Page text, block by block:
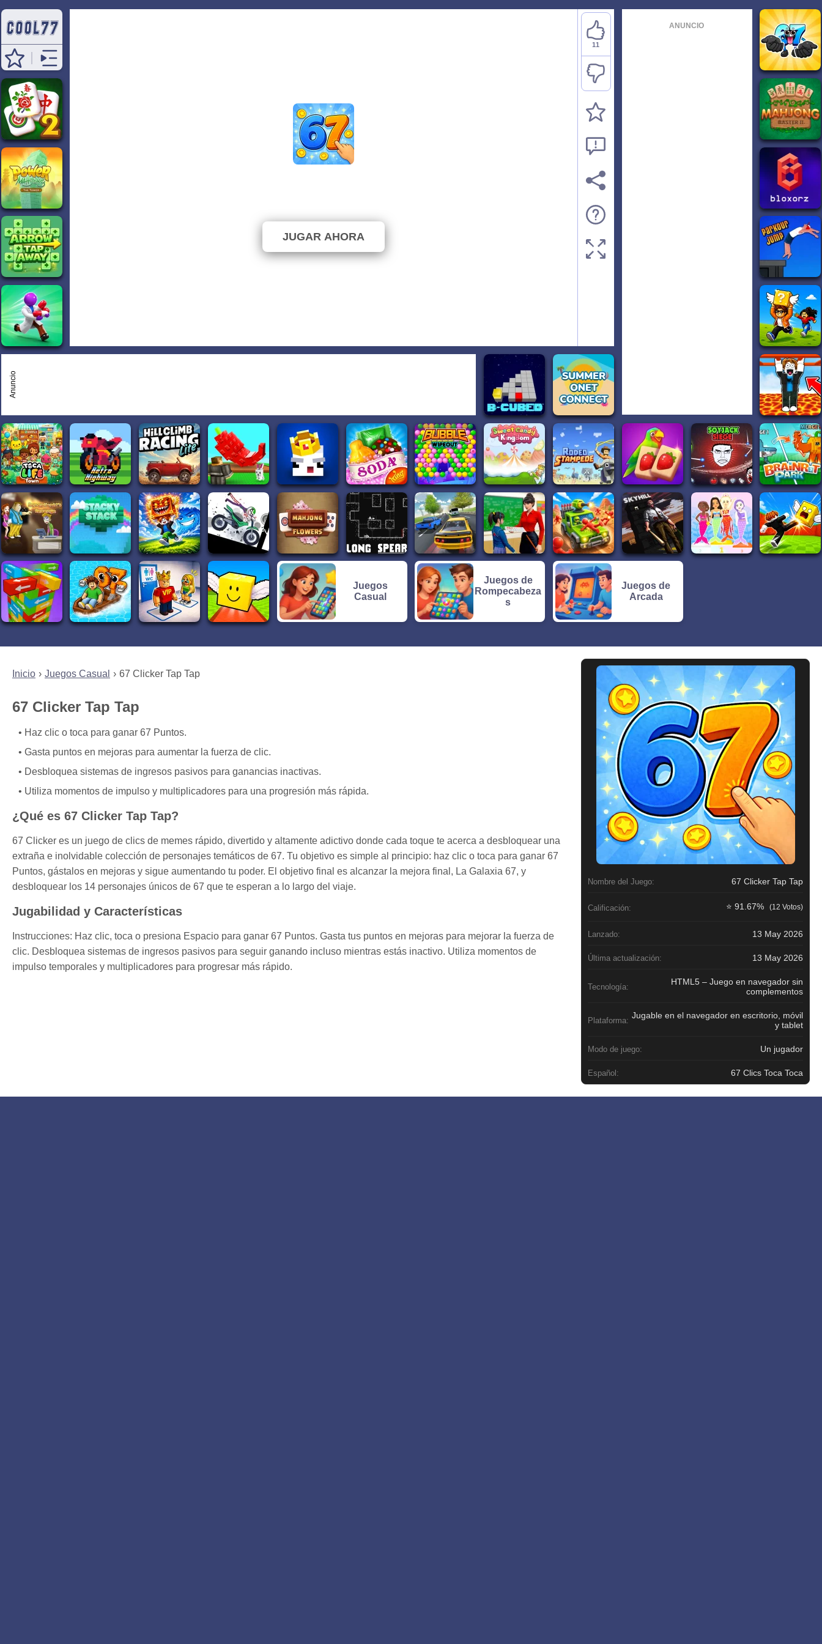
Inicio Juegos Casual 67 Clicker Tap Tap
67 Clicker Tap Tap
Haz clic o toca para ganar 67 Puntos.
Gasta puntos en mejoras para aumentar la fuerza de clic.
Desbloquea sistemas de ingresos pasivos para ganancias inactivas.
Utiliza momentos de impulso y multiplicadores para una progresión más rápida.
¿Qué es 67 Clicker Tap Tap?
67 Clicker es un juego de clics de memes rápido, divertido y altamente adictivo donde cada toque te acerca a desbloquear una
extraña e inolvidable colección de personajes temáticos de 67. Tu objetivo es simple al principio: haz clic o toca para ganar 67
Puntos, gástalos en mejoras y sigue aumentando tu poder. El objetivo final es alcanzar la mejora final, La Galaxia 67, y
desbloquear los 14 personajes únicos de 67 que te esperan a lo largo del viaje.
Jugabilidad y Características
Instrucciones: Haz clic, toca o presiona Espacio para ganar 67 Puntos. Gasta tus puntos en mejoras para mejorar la fuerza de
clic. Desbloquea sistemas de ingresos pasivos para seguir ganando incluso mientras estás inactivo. Utiliza momentos de
impulso temporales y multiplicadores para progresar más rápido.
Nombre del Juego: 67 Clicker Tap Tap
Calificación: ⭐ 91.67% (12 Votos)
Lanzado: 13 May 2026
Última actualización: 13 May 2026
Tecnología:
HTML5 – Juego en navegador sin
complementos
Plataforma: Jugable en el navegador en escritorio, móvil
y tablet
Modo de juego: Un jugador
Español: 67 Clics Toca Toca
JUGAR AHORA
11
Anuncio
ANUNCIO
Juegos
Casual
Juegos de
Rompecabeza
s
Juegos de
Arcada